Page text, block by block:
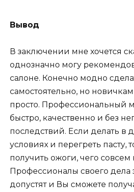
Вывод
В заключении мне хочется
однозначно могу
салоне. Конечно модно
самостоятельно, но новичкам
просто. Профессиональный
быстро, качественно и без
последствий. Если делать в
условиях и перегреть пасту,
получить ожоги, чего совсем
Профессионалы своего дела
допустят и Вы сможете